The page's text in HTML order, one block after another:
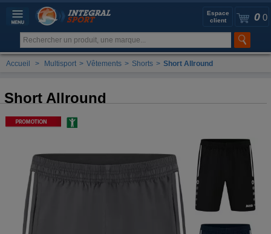
0 0
Espace
client
Accueil > Multisport > Vêtements > Shorts > Short Allround
Short Allround